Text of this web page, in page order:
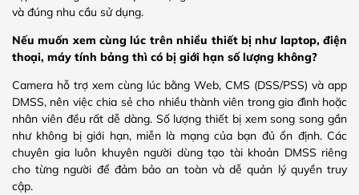
và đúng nhu cầu sử dụng.
Nếu muốn xem cùng lúc trên nhiều thiết bị như laptop, điện
thoại, máy tính bảng thì có bị giới hạn số lượng không?
Camera hỗ trợ xem cùng lúc bằng Web, CMS (DSS/PSS) và app
DMSS, nên việc chia sẻ cho nhiều thành viên trong gia đình hoặc
nhân viên đều rất dễ dàng. Số lượng thiết bị xem song song gần
như không bị giới hạn, miễn là mạng của bạn đủ ổn định. Các
chuyên gia luôn khuyên người dùng tạo tài khoản DMSS riêng
cho từng người để đảm bảo an toàn và dễ quản lý quyền truy
cập.